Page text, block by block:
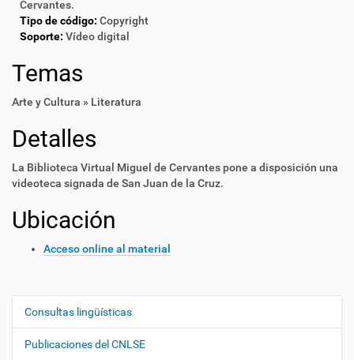
Cervantes.
Tipo de código: Copyright
Soporte: Vídeo digital
Temas
Arte y Cultura » Literatura
Detalles
La Biblioteca Virtual Miguel de Cervantes pone a disposición una
videoteca signada de San Juan de la Cruz.
Ubicación
Acceso online al material
N
Consultas lingüísticas
Publicaciones del CNLSE